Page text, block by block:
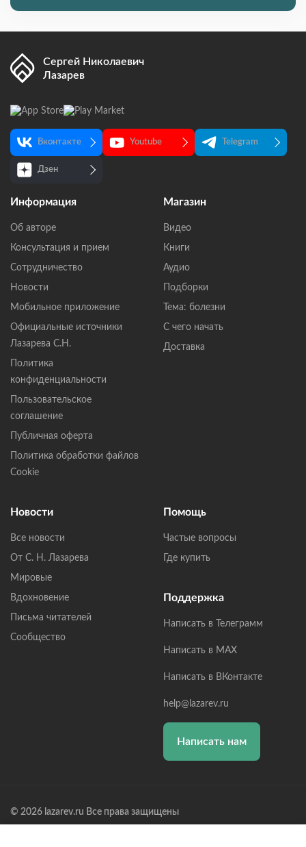
Сергей Николаевич
Лазарев
Вконтакте Youtube Telegram
Дзен
Информация
Об авторе
Консультация и прием
Сотрудничество
Новости
Мобильное приложение
Официальные источники
Лазарева С.Н.
Политика
конфиденциальности
Пользовательское
соглашение
Публичная оферта
Политика обработки файлов
Cookie
Магазин
Видео
Книги
Аудио
Подборки
Тема: болезни
С чего начать
Доставка
Новости
Все новости
От С. Н. Лазарева
Мировые
Вдохновение
Письма читателей
Сообщество
Помощь
Частые вопросы
Где купить
Поддержка
Написать в Телеграмм
Написать в MAX
Написать в ВКонтакте
help@lazarev.ru
Написать нам
© 2026 lazarev.ru Все права защищены